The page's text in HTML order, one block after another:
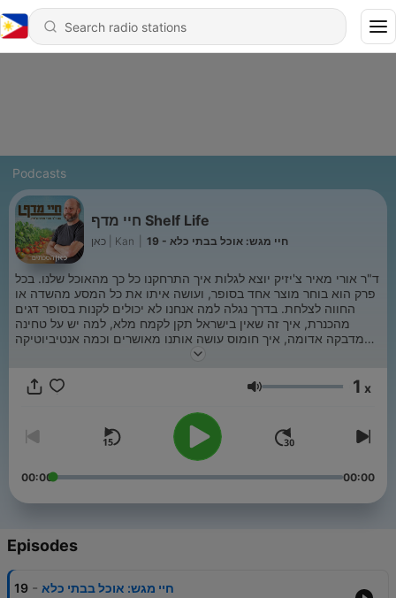
Podcasts
חיי מדף Shelf Life
כאן | Kan 19 - חיי מגש: אוכל בבתי כלא
ד"ר אורי מאיר צ'יזיק יוצא לגלות איך התרחקנו כל כך מהאוכל שלנו. בכל
פרק הוא בוחר מוצר אחד בסופר, ועושה איתו את כל המסע מהשדה או
החווה לצלחת. בדרך נגלה למה אנחנו לא יכולים לקנות בסופר דגים
מהכנרת, איך זה שאין בישראל תקן לקמח מלא, למה יש על טחינה
מדבקה אדומה, איך חומוס עושה אותנו מאושרים וכמה אנטיביוטיקה
באמת יש בעוף שלנו. סיבוב הקניות הבא כבר לא ייראה לכם אותו דבר
Volume 1 x
00:00 00:00
Episodes
19 - חיי מגש: אוכל בבתי כלא